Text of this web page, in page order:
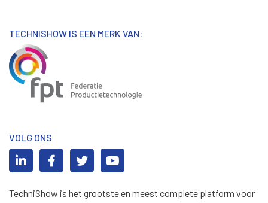
TECHNISHOW IS EEN MERK VAN:
VOLG ONS
TechniShow is het grootste en meest complete platform voor